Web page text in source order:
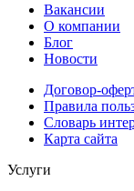
Вакансии
О компании
Блог
Новости
Договор-
Правила
Словарь
Карта сайта
Услуги